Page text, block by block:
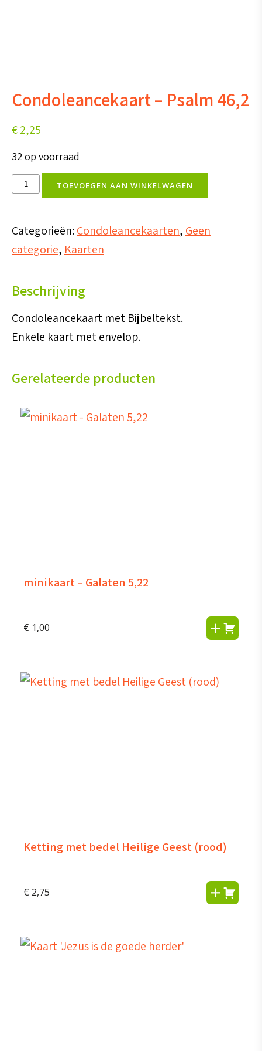
Condoleancekaart – Psalm 46,2
€2,25
32 op voorraad
Condoleancekaart
46,2
aantal
TOEVOEGEN AAN WINKELWAGEN
Categorieën: Condoleancekaarten, Geen
categorie, Kaarten
Beschrijving
Condoleancekaart met Bijbeltekst.
Enkele kaart met envelop.
Gerelateerde producten
minikaart – Galaten 5,22
€ 1,00
Ketting met bedel Heilige Geest (rood)
€ 2,75